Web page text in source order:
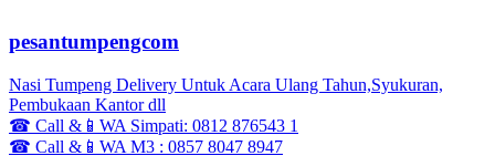
pesantumpengcom
Nasi Tumpeng Delivery Untuk Acara Ulang Tahun,Syukuran,
Pembukaan Kantor dll
☎ Call &📱WA Simpati: 0812 876543 1
☎ Call &📱WA M3 : 0857 8047 8947